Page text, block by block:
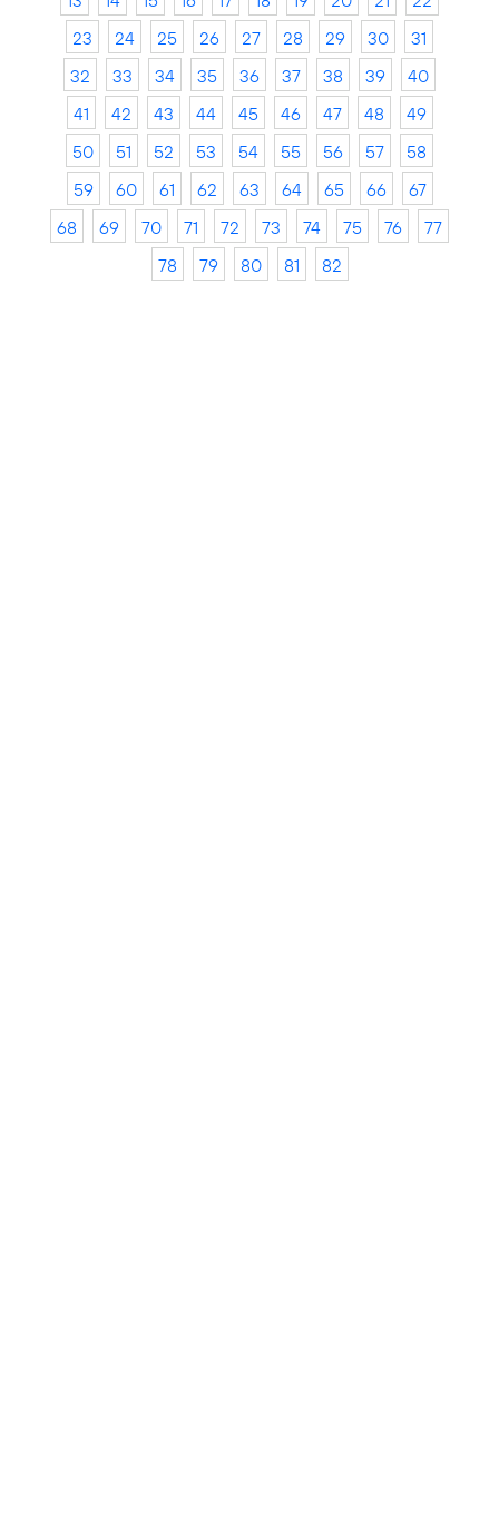
23
24 25 26 27 28 29 30
31
32
33 34 35 36 37 38 39
40
41
42 43 44 45 46 47 48
49
50
51 52 53 54 55 56 57
58
59
60 61 62 63 64 65 66
67
68
69 70 71 72 73 74 75 76
77
78
79 80 81 82